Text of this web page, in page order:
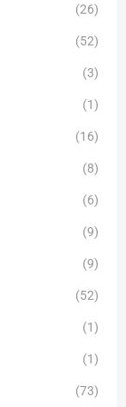
(26)
(52)
(3)
(1)
(16)
(8)
(6)
(9)
(9)
(52)
(1)
(1)
(73)